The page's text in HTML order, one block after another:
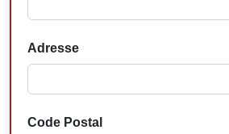
Adresse
Code Postal